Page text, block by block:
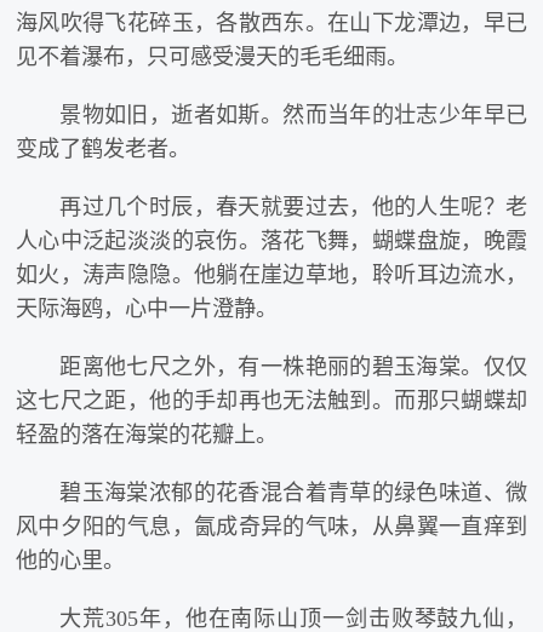
海风吹得飞花碎玉，各散西东。在山下龙潭边，早已
见不着瀑布，只可感受漫天的毛毛细雨。
景物如旧，逝者如斯。然而当年的壮志少年早已
变成了鹤发老者。
再过几个时辰，春天就要过去，他的人生呢？老
人心中泛起淡淡的哀伤。落花飞舞，蝴蝶盘旋，晚霞
如火，涛声隐隐。他躺在崖边草地，聆听耳边流水，
天际海鸥，心中一片澄静。
距离他七尺之外，有一株艳丽的碧玉海棠。仅仅
这七尺之距，他的手却再也无法触到。而那只蝴蝶却
轻盈的落在海棠的花瓣上。
碧玉海棠浓郁的花香混合着青草的绿色味道、微
风中夕阳的气息，氤成奇异的气味，从鼻翼一直痒到
他的心里。
大荒305年，他在南际山顶一剑击败琴鼓九仙，